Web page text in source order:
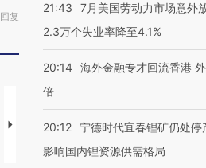
回复
马航飞行员跨国走私7万
视线｜被称为“蟑
育部长拱下台
21:43
7月美国劳动力市场意外
2.3万个失业率降至4.1%
20:14 海外金融专才回流香港
倍
20:12 宁德时代宜春锂矿仍处停
影响国内锂资源供需格局